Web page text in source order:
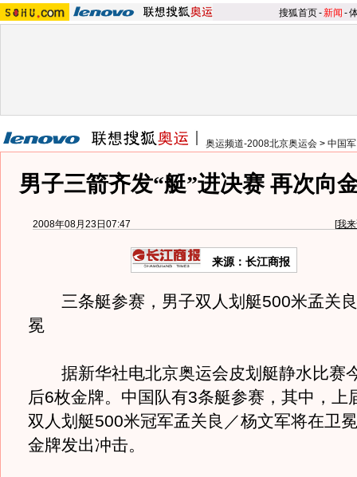
搜狐首页-新闻 -
奥运频道-2008北京奥运会 > 中国
男子三箭齐发“艇”进决赛 再次向
2008年08月23日07:47 [我
来源：长江商报
三条艇参赛，男子双人划艇500米孟关良
冕
据新华社电北京奥运会皮划艇静水比赛
后6枚金牌。中国队有3条艇参赛，其中，上
双人划艇500米冠军孟关良／杨文军将在卫
金牌发出冲击。